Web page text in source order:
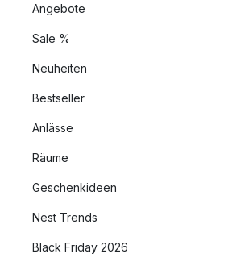
Angebote
Sale %
Neuheiten
Bestseller
Anlässe
Räume
Geschenkideen
Nest Trends
Black Friday 2026